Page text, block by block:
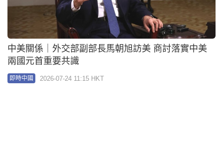
中美關係｜外交部副部長馬朝旭訪美 商討落實中美
兩國元首重要共識
即時中國 2026-07-24 11:15 HKT